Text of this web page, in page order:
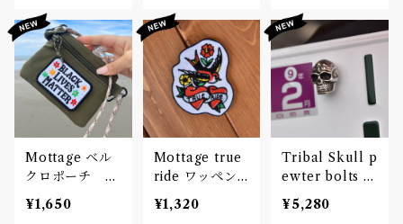
Mottage ベル
クロポーチ シ
ョルダーストラ
ップ
¥1,650
Mottage true
ride ワッペン
刺繍 Patch
¥1,320
Tribal Skull p
ewter bolts 2
set
¥5,280